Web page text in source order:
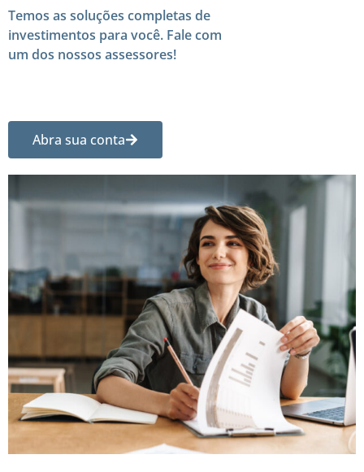
Temos as soluções completas de
investimentos para você. Fale com
um dos nossos assessores!
Abra sua conta